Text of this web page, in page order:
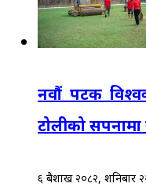
नवौं पटक
टोलीको सपनामा
६ बैशाख २०८२, शनिबार